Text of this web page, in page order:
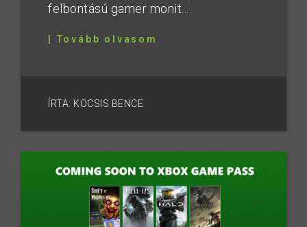
felbontású gamer monit...
| Tovább olvasom
ÍRTA: KOCSIS BENCE